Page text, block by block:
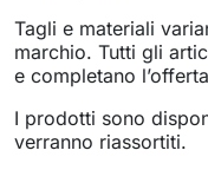
Tagli e materiali
marchio. Tutti gli
e completano
I prodotti sono
verranno riassortiti.